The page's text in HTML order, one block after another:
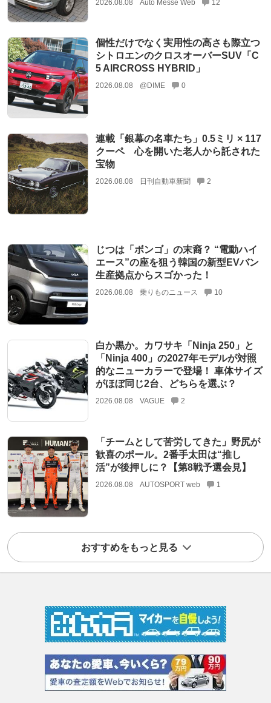
2026.08.08 Auto Messe Web 12
個性だけでなく実用性の高さも際立つ
シトロエンのクロスオーバーSUV「C
5 AIRCROSS HYBRID」
2026.08.08 @DIME 0
連載「銀幕の名車たち」0.5ミリ × 117
クーペ 心を開いた老人から託された
宝物
2026.08.08 日刊自動車新聞 2
じつは「ボンゴ」の末裔？ “電動ハイ
エース”の座を狙う韓国の新型EVバン
生産拠点からスゴかった！
2026.08.08 乗りものニュース 10
白か黒か。カワサキ「Ninja 250」と
「Ninja 400」の2027年モデルが対照
的なニューカラーで登場！ 車体サイズ
がほぼ同じ2台、どちらを選ぶ？
2026.08.08 VAGUE 2
「チームとして苦労してきた」野尻が
歓喜のポール。2番手太田は“推し
活”が後押しに？【第8戦予選会見】
2026.08.08 AUTOSPORT web 1
おすすめをもっと見る